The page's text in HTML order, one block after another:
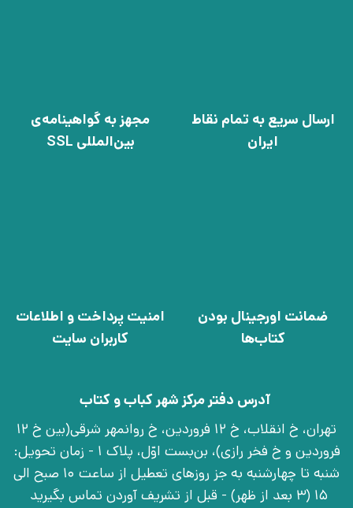
ارسال سریع به تمام نقاط
ایران
مجهز به گواهینامه‌ی
بین‌المللی SSL
ضمانت اورجینال بودن
کتاب‌ها
امنیت پرداخت و اطلاعات
کاربران سایت
آدرس دفتر مرکز شهر کباب و کتاب
تهران، خ انقلاب، خ 12 فروردین، خ روانمهر شرقی(بین خ 12
فروردین و خ فخر رازی)، بن‌بست اوّل، پلاک 1 - زمان تحویل:
شنبه تا چهارشنبه به جز روزهای تعطیل از ساعت 10 صبح الی
15 (3 بعد از ظهر) - قبل از تشریف آوردن تماس بگیرید